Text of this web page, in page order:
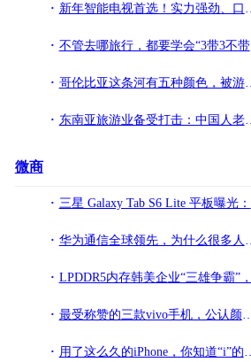
新年智能电视首选！实力强劲、口碑爆棚，荣耀智慧屏值得入手
不管去哪旅行，都要学会“3带3不带”，结果差别很大
哥伦比亚这条河有五种颜色，被游客称赞“来自天堂的河流”
东南亚旅游业备受打击：中国人老实待在家，但东南亚国家待不住了
微商
三星 Galaxy Tab S6 Lite 平板曝光：边框较厚，支持 S Pen
华为通信全球领先，为什么很多人只认可华为手机？原因是这个
LPDDR5内存韩美企业“三雄争霸”，中国进展如何？
最受称赞的三款vivo手机，公认颜值高性能强，比iphone好用
用了这么久的iPhone，你知道“i”的意思吗？